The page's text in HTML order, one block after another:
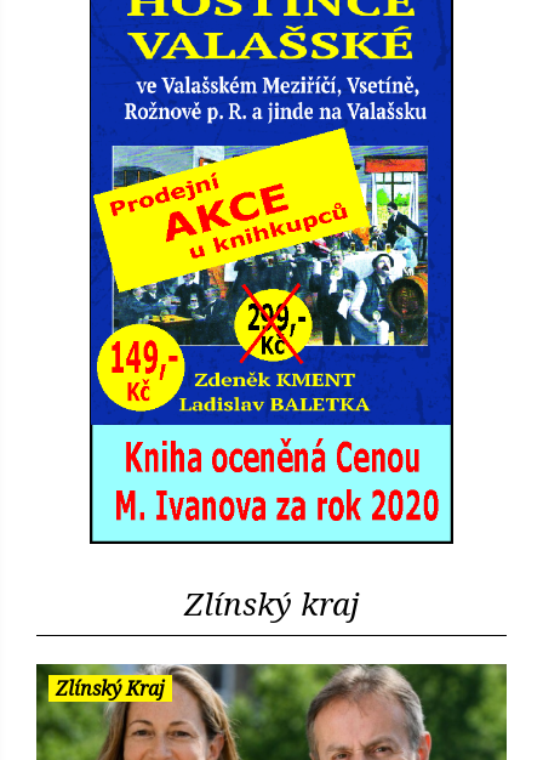
Zlínský kraj
Zlínský Kraj